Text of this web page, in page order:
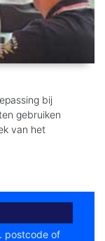
bij
gebruiken
van het
postcode of